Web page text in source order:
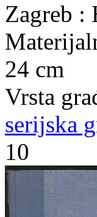
Zagreb :
24 cm
Vrsta
serijska
10